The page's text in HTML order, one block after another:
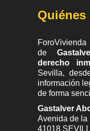
Quiénes
de
derecho
Sevilla,
información
de forma
Gastalver
Avenida de la
41018